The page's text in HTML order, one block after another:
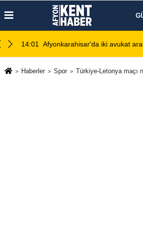
1 ağır yaralı 13:28 Emirdağ
Haberler Spor Türkiye-Letonya maçı